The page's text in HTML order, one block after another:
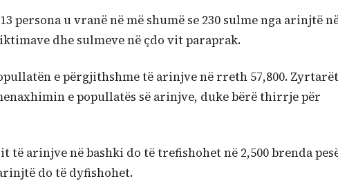
persona u vranë në më shumë se 230 sulme nga arinjtë
dhe sulmeve në çdo vit paraprak.
e përgjithshme të arinjve në rreth 57,800. Zyrtarët
e popullatës së arinjve, duke bërë thirrje për
arinjve në bashki do të trefishohet në 2,500 brenda
do të dyfishohet.